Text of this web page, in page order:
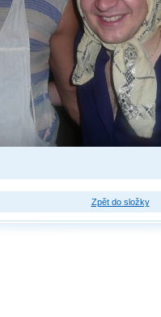
Zpět do složky